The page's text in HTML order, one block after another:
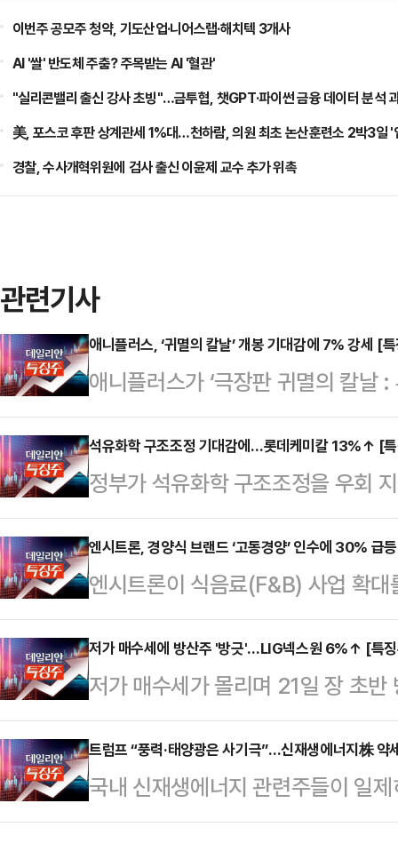
이번주 공모주 청약, 기도산업·니어스랩·해치텍 3개사
AI '쌀' 반도체 주춤? 주목받는 AI '혈관'
"실리콘밸리 출신 강사 초빙"…금투협, 챗GPT·파이썬 금융 데이터 분석
美, 포스코 후판 상계관세 1%대…천하람, 의원 최초 논산훈련소 2박3일 '
경찰, 수사개혁위원에 검사 출신 이윤제 교수 추가 위촉
관련기사
애니플러스, ‘귀멸의 칼날’ 개봉 기대감에 7% 강세 [
애니플러스가 ‘극장판 귀멸의 칼날
고 있다.21일 한국거래소에 따르면
전 거래일 대비 7.01%(390원) 오
6430원까지 치솟아 52주 신고가
애니메이션 ‘극장판 귀멸의 칼날 :
다는 소식에 투심이 몰린 것으로 풀
오는 22일 국내 개봉되며, 예매율
석유화학 구조조정 기대감에…롯데케미칼 13%↑ [
정부가 석유화학 구조조정을 우회
가 오름세를 보이고 있다.한국거래
시장에서 롯데케미칼은 전 거래일
장중 한때 7만1200원에 거래되기
LG화학(5.82%), 금호석유화학
(2.31%) 등도 일제히 오르고 있다.
조개편을 돕기 위해 채권금융사들
명…
엔시트론, 경양식 브랜드 ‘고동경양’ 인수에 30% 급
엔시트론이 식음료(F&B) 사업 확대
인수했다는 소식에 상한가를 기록
10시 30분 현재 엔시트론은 전 거
423원에 거래되고 있다.엔시트론
니 지분 73.3%를 취득해 계열사로
이 호조세를 보이고 있어 지분 인수
경양은 2021년 문래 본점을 시작
을 전…
저가 매수세에 방산주 '방긋'…LIG넥스원 6%↑ [특
저가 매수세가 몰리며 21일 장 초
래소에 따르면, 이날 오전 9시 17분
보다 6.09% 오른 50만5000원에
(3.34%), 풍산(3.14%), 한화에어
고 있다.최근 방산주는 우크라이나
트럼프 “풍력·태양광은 사기극”…신재생에너지株 약
국내 신재생에너지 관련주들이 일
에 따르면 이날 오전 9시 27분 현